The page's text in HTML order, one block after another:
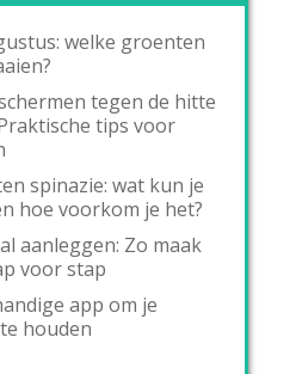
welke groenten
tegen de hitte
tips voor
spinazie: wat kun je
hoe voorkom je het?
aanleggen: Zo maak
voor stap
app om je
houden